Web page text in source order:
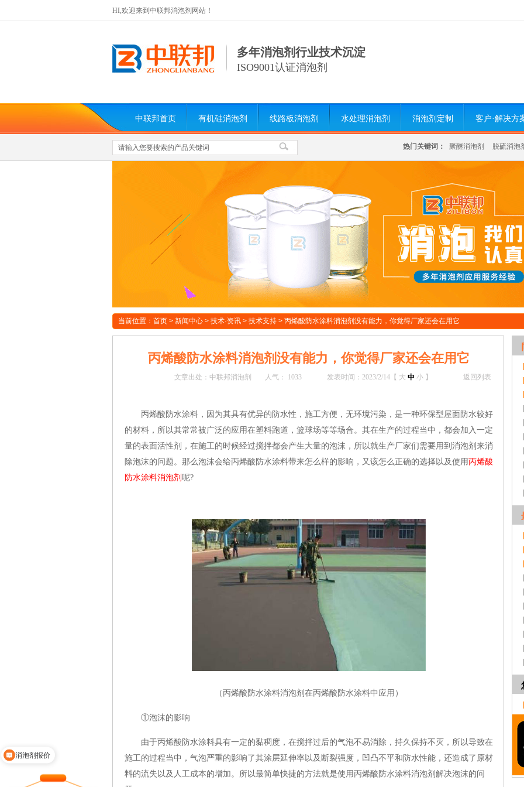
HI,欢迎来到中联邦消泡剂网站！
多年消泡剂行业技术沉淀
ISO9001认证消泡剂
中联邦首页 有机硅消泡剂 线路板消泡剂 水处理消泡剂 消泡剂定制 客户·解决方
热门关键词： 聚醚消泡剂 脱硫消泡
当前位置： 首页 > 新闻中心 > 技术·资讯 > 技术支持 > 丙烯酸防水涂料消泡剂没有能力，你觉得厂家还会在用它
丙烯酸防水涂料消泡剂没有能力，你觉得厂家还会在用它
文章出处：中联邦消泡剂 人气： 1033 发表时间：2023/2/14【 大 中 小 】 返回列表
丙烯酸防水涂料，因为其具有优异的防水性，施工方便，无环境污染，是一种环保型屋面防水较好
的材料，所以其常常被广泛的应用在塑料跑道，篮球场等等场合。其在生产的过程当中，都会加入一定
量的表面活性剂，在施工的时候经过搅拌都会产生大量的泡沫，所以就生产厂家们需要用到消泡剂来消
除泡沫的问题。那么泡沫会给丙烯酸防水涂料带来怎么样的影响，又该怎么正确的选择以及使用丙烯酸
防水涂料消泡剂 呢?
（丙烯酸防水涂料消泡剂在丙烯酸防水涂料中应用）
①泡沫的影响
由于丙烯酸防水涂料具有一定的黏稠度，在搅拌过后的气泡不易消除，持久保持不灭，所以导致在
施工的过程当中，气泡严重的影响了其涂层延伸率以及断裂强度，凹凸不平和防水性能，还造成了原材
料的流失以及人工成本的增加。所以最简单快捷的方法就是使用丙烯酸防水涂料消泡剂解决泡沫的问
产品说明